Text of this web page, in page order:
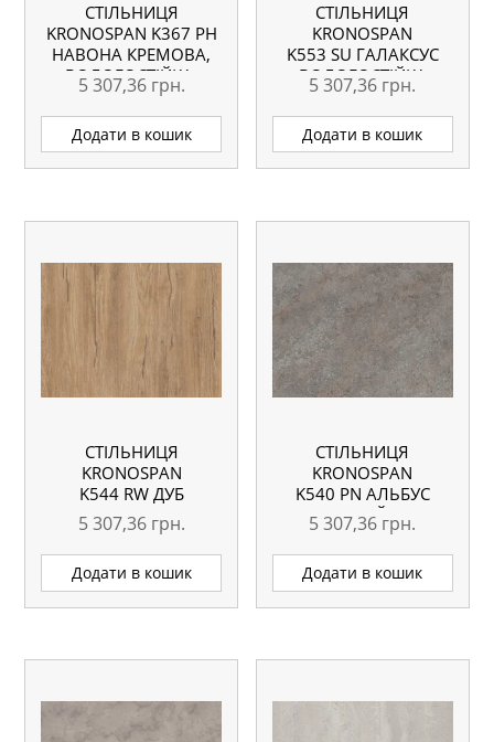
СТІЛЬНИЦЯ
KRONOSPAN K367 PH
НАВОНА КРЕМОВА,
ВОЛОГОСТІЙКА,
600×38 ММ
5 307,36 грн.
Додати в кошик
СТІЛЬНИЦЯ
KRONOSPAN
K553 SU ГАЛАКСУС
ВОЛОГОСТІЙКА
4100X635X38 ММ
5 307,36 грн.
Додати в кошик
СТІЛЬНИЦЯ
KRONOSPAN
K544 RW ДУБ
СІЛЬВЕРДЖЕК
ГОРІХОВИЙ
ВОЛОГОСТІЙКА
4100X635X38 ММ
5 307,36 грн.
Додати в кошик
СТІЛЬНИЦЯ
KRONOSPAN
K540 PN АЛЬБУС
СІРИЙ
ВОЛОГОСТІЙКА
4100X635X38 ММ
5 307,36 грн.
Додати в кошик